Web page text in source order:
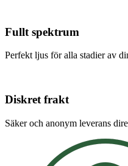
Fullt spektrum
Perfekt ljus för alla stadier av
Diskret frakt
Säker och anonym leverans